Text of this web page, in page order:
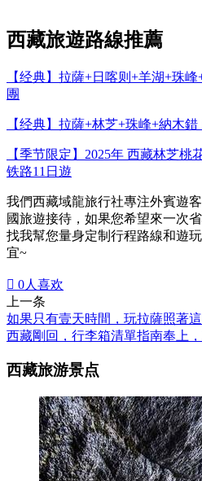
西藏旅遊路線推薦
【经典】拉薩+日喀则+羊湖+珠
團
【经典】拉薩+林芝+珠峰+納木
【季节限定】2025年 西藏林芝
铁路11日遊
我們西藏域龍旅行社專注外賓遊
國旅遊接待，如果您希望來一次
找我幫您量身定制行程路線和遊
宜~
 0人喜欢
上一条
如果只有壹天時間，玩拉薩照著
西藏剛回，行李箱清單指南奉上
西藏旅游景点